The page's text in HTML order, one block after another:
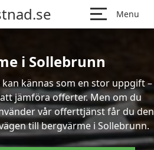
Menu
i Sollebrunn
kännas som en stor uppgift –
jämföra offerter. Men om du
vår offerttjänst får du den
till bergvärme i Sollebrunn.